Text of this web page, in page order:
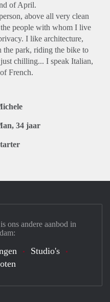
of April.
above all very clean
people with whom I live
I like architecture,
the park, riding the bike to
chilling... I speak Italian,
French.
34 jaar
ons andere aanbod in
Studio's